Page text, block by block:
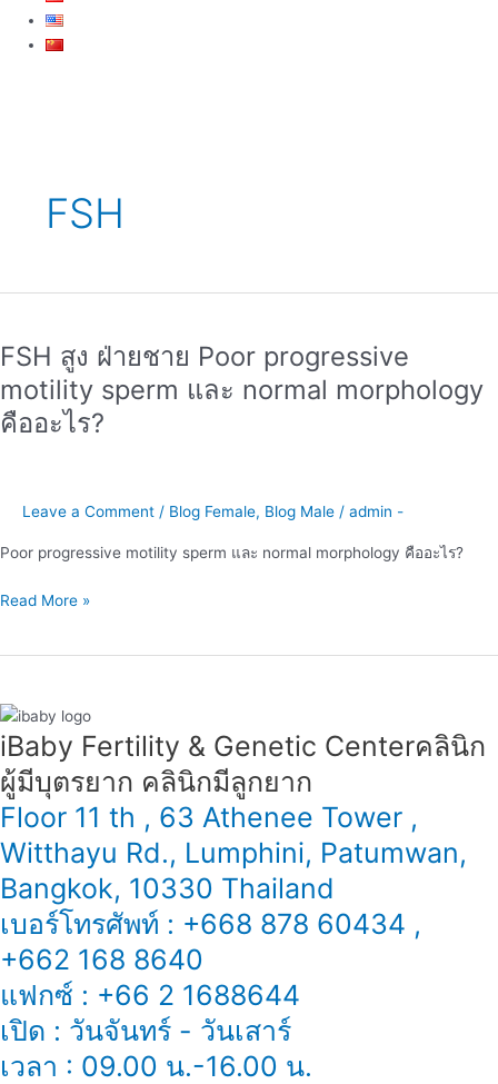
FSH
FSH สูง ฝ่ายชาย Poor progressive
motility sperm และ normal morphology
คืออะไร?
Leave a Comment / Blog Female, Blog Male / admin -
Poor progressive motility sperm และ normal morphology คืออะไร?
ฝ่าย
Poor
progressive
morphology
อะไร?
Read More »
iBaby Fertility & Genetic Center​ คลินิก
ผู้มีบุตรยาก คลินิกมีลูกยาก
Floor 11 th , 63 Athenee Tower ,
Witthayu Rd., Lumphini, Patumwan,
Bangkok, 10330 Thailand
เบอร์โทรศัพท์ : +668 878 60434 ,
+662 168 8640
แฟกซ์ : +66 2 1688644
เปิด : วันจันทร์ - วันเสาร์
เวลา : 09.00 น.-16.00 น.